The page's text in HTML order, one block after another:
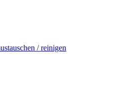
/ reinigen